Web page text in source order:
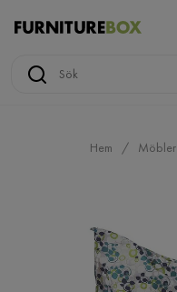
Hem Möbler